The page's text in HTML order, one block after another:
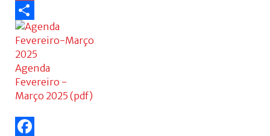
Gmail
Share
Agenda
Fevereiro -
Março 2025 (pdf)